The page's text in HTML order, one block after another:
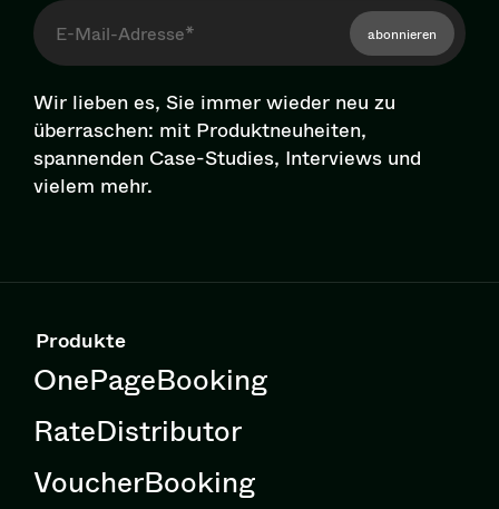
abonnieren
Wir lieben es, Sie immer wieder neu zu
überraschen: mit Pro­dukt­neu­hei­ten,
spannenden Case-Studies, Interviews und
vielem mehr.
Produkte
OnePageBooking
RateDistributor
VoucherBooking